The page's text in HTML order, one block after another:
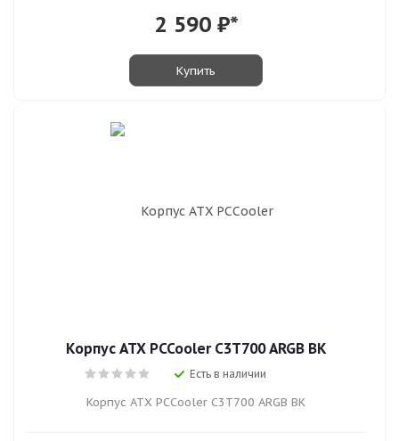
2 590₽*
Купить
Корпус ATX PCCooler C3T700 ARGB BK
Есть в наличии
Корпус ATX PCCooler C3T700 ARGB BK